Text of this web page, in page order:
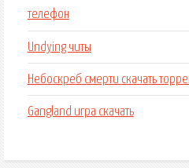
телефон
Undying читы
Небоскреб смерти скачать
Gangland игра скачать